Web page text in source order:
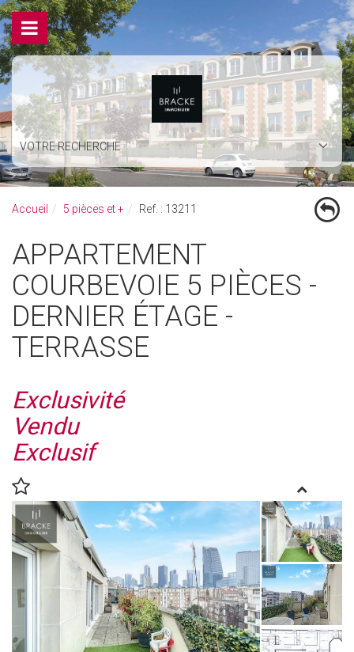
VOTRE RECHERCHE
Accueil 5 pièces et + Ref. : 13211
APPARTEMENT
COURBEVOIE 5 PIÈCES -
DERNIER ÉTAGE -
TERRASSE
Exclusivité
Vendu
Exclusif